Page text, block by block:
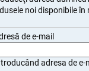
noi disponibile
de e-mail
adresa de